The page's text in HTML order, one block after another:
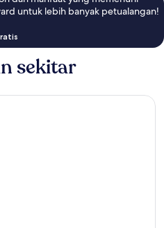
untuk lebih banyak petualangan!
sekitar